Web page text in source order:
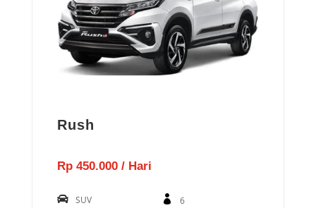
Rush
Rp 450.000 / Hari
SUV 6